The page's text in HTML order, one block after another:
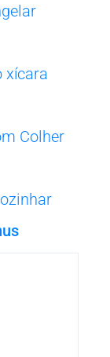
xícara
Colher